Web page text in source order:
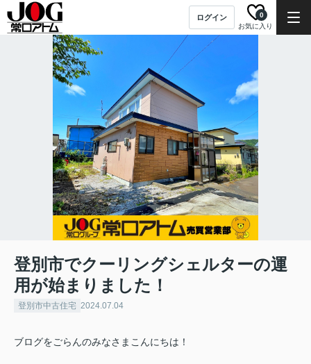
ログイン
お気に入り
0
登別市でクーリングシェルターの運
用が始まりました！
登別市中古住宅 2024.07.04
ブログをごらんのみなさまこんにちは！